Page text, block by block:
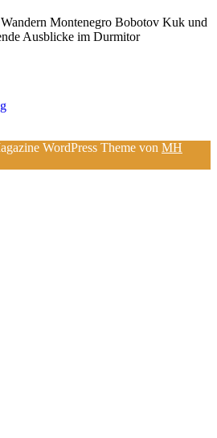
Montenegro Bobotov Kuk und
Ausblicke im Durmitor
WordPress Theme von MH